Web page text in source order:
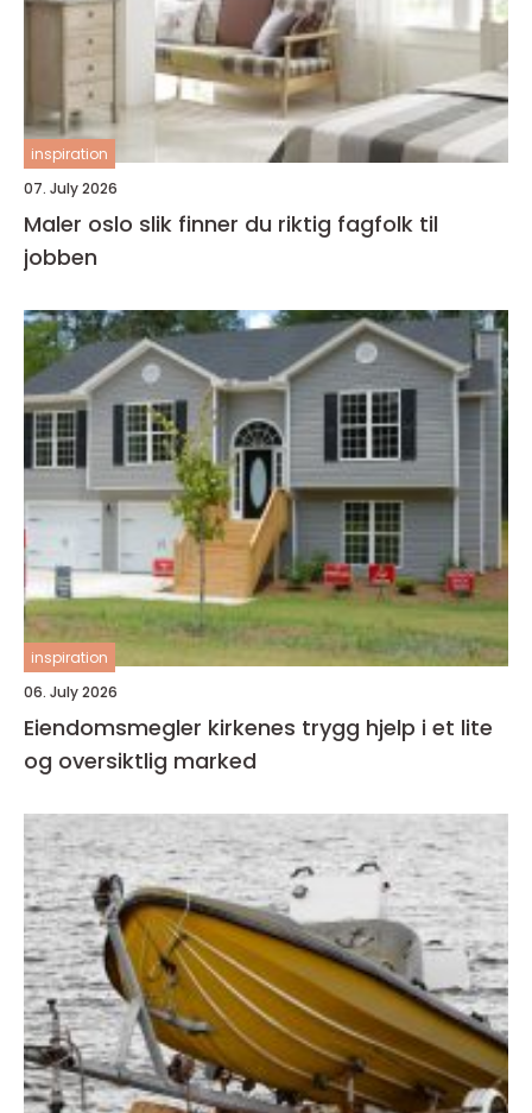
inspiration
07. July 2026
Maler oslo slik finner du riktig fagfolk til
jobben
inspiration
06. July 2026
Eiendomsmegler kirkenes trygg hjelp i et lite
og oversiktlig marked